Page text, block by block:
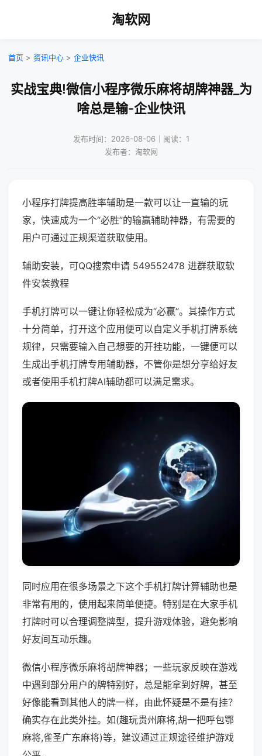
淘软网
首页 > 资讯中心 > 企业快讯
实战宝典!微信小程序微乐麻将胡牌神器_为
啥总是输-企业快讯
发布时间：2026-08-06｜阅读：1
发布者：淘软网
小程序打牌提高胜率辅助是一款可以让一直输的玩
家，快速成为一个“必胜”的输赢辅助神器，有需要的
用户可通过正规渠道获取使用。
辅助安装，可QQ搜索申请 549552478 进群获取软
件安装教程
手机打牌可以一键让你轻松成为“必赢”。其操作方式
十分简单，打开这个应用便可以自定义手机打牌系统
规律，只需要输入自己想要的开挂功能，一键便可以
生成出手机打牌专用辅助器，不管你是想分享给好友
或者使用手机打牌AI辅助都可以满足需求。
同时应用在很多场景之下这个手机打牌计算辅助也是
非常有用的，使用起来简单便捷。特别是在大家手机
打牌时可以合理调整牌型，提升游戏体验，避免影响
好友间互动乐趣。
微信小程序微乐麻将胡牌神器；一些玩家反映在游戏
中遇到部分用户的牌特别好，总是能拿到好牌，甚至
好像能看到其他人的牌一样，由此怀疑是不是有挂？
确实存在此类外挂。如(趣玩贵州麻将,胡一把呼包鄂
麻将,雀圣广东麻将)等，建议通过正规途径维护游戏